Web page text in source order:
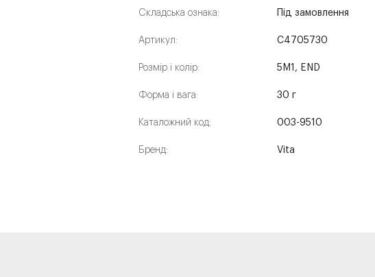
Складська ознака:
Артикул:
Розмір і колір:
Форма і вага:
Каталожний код:
Бренд:
Під замовлення
C4705730
5M1, END
30 г
003-9510
Vita